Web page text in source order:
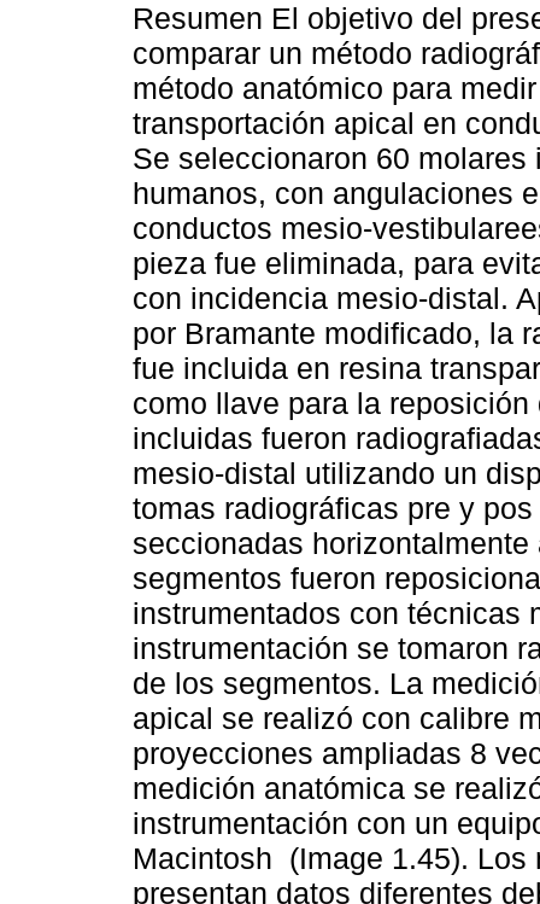
Resumen El objetivo del
comparar un método
método anatómico para
transportación apical en
Se seleccionaron 60 molares
humanos, con angulaciones
conductos mesio-
pieza fue eliminada, para
con incidencia mesio-distal.
por Bramante modificado, la
fue incluida en resina
como llave para la
incluidas fueron
mesio-distal utilizando un
tomas radiográficas pre y
seccionadas
segmentos fueron
instrumentados con técnicas
instrumentación se tomaron
de los segmentos. La
apical se realizó con calibre
proyecciones ampliadas 8
medición anatómica se
instrumentación con un
Macintosh (Image 1.45). Los
presentan datos diferentes